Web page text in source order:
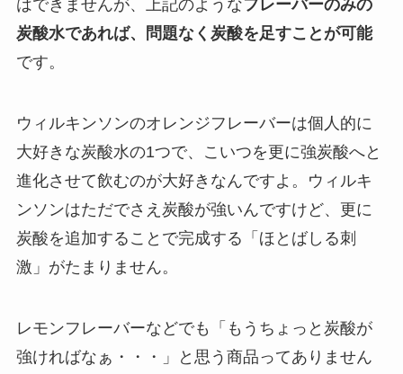
はできませんが、上記のようなフレーバーのみの
炭酸水であれば、問題なく炭酸を足すことが可能
です。
ウィルキンソンのオレンジフレーバーは個人的に
大好きな炭酸水の1つで、こいつを更に強炭酸へと
進化させて飲むのが大好きなんですよ。ウィルキ
ンソンはただでさえ炭酸が強いんですけど、更に
炭酸を追加することで完成する「ほとばしる刺
激」がたまりません。
レモンフレーバーなどでも「もうちょっと炭酸が
強ければなぁ・・・」と思う商品ってありません